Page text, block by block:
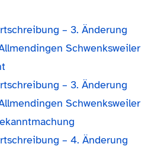
– 3. Änderung
Schwenksweiler
– 3. Änderung
Schwenksweiler
– 4. Änderung